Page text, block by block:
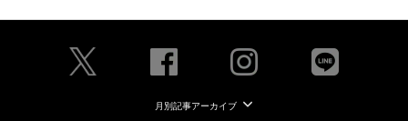
月別記事アーカイブ